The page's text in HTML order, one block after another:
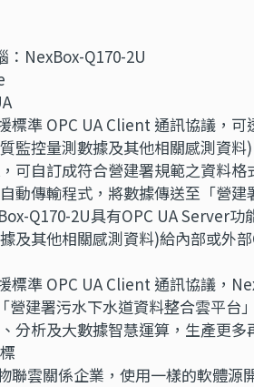
：NexBox-Q170-2U
標準 OPC UA Client 通訊協議，
監控量測數據及其他相關感測資料)
可自訂成符合營建署規範之資料
動傳輸程式，將數據傳送至「營
Q170-2U具有OPC UA Server
及其他相關感測資料)給內部或外
標準 OPC UA Client 通訊協議，
營建署污水下水道資料整合雲平
分析及大數據智慧運算，生產更
聯雲關係企業，使用一樣的軟體源